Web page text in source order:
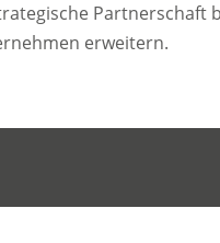
Partnerschaft
erweitern.